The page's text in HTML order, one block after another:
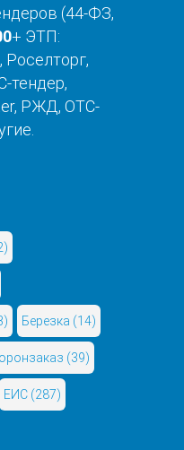
(44-ФЗ,
+ ЭТП:
тендер,
РЖД, OTC-
Березка (14)
(39)
ЕИС (287)